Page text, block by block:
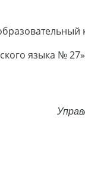
языка № 27»